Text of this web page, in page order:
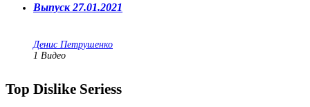
Выпуск 27.01.2021
Денис Петрушенко
1 Видео
Top Dislike Seriess